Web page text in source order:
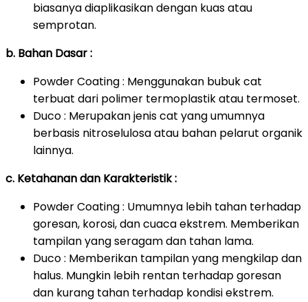
biasanya diaplikasikan dengan kuas atau
semprotan.
b. Bahan Dasar :
Powder Coating : Menggunakan bubuk cat
terbuat dari polimer termoplastik atau termoset.
Duco : Merupakan jenis cat yang umumnya
berbasis nitroselulosa atau bahan pelarut organik
lainnya.
c. Ketahanan dan Karakteristik :
Powder Coating : Umumnya lebih tahan terhadap
goresan, korosi, dan cuaca ekstrem. Memberikan
tampilan yang seragam dan tahan lama.
Duco : Memberikan tampilan yang mengkilap dan
halus. Mungkin lebih rentan terhadap goresan
dan kurang tahan terhadap kondisi ekstrem.